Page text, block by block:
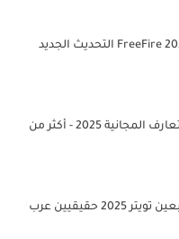
تحميل فري فاير 2025 FreeFire التحديث الجديد
أفضل تطبيقات التعارف المجانية 2025 - أكثر من
10 مواقع زيادة متابعين تويتر 2025 حقيقيين عرب